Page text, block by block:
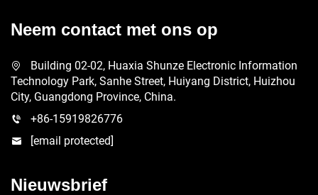
Neem contact met ons op
Building 02-02, Huaxia Shunze Electronic Information
Technology Park, Sanhe Street, Huiyang District, Huizhou
City, Guangdong Province, China.
+86-15919826776
[email protected]
Nieuwsbrief